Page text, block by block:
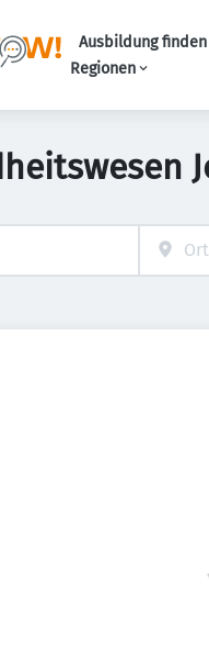
Ausbildung finden
Regionen